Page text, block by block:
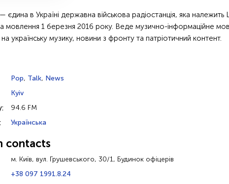
єдина в Україні державна військова радіостанція, яка
мовлення 1 березня 2016 року. Веде музично-інформаційне
українську музику, новини з фронту та патріотичний контент.
Pop, Talk, News
Kyiv
94.6 FM
Українська
contacts
м. Київ, вул. Грушевського, 30/1, Будинок офіцерів
+38 097 1991.8.24